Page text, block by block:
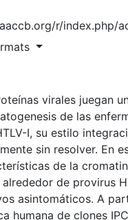
r/index.php/
virales juegan
de las
I, su estilo
sin resolver. En
de la
de provirus
asintomáticos. A
humana de clones